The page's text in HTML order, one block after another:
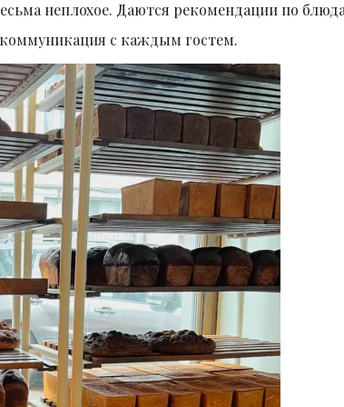
неплохое. Даются рекомендации по
с каждым гостем.